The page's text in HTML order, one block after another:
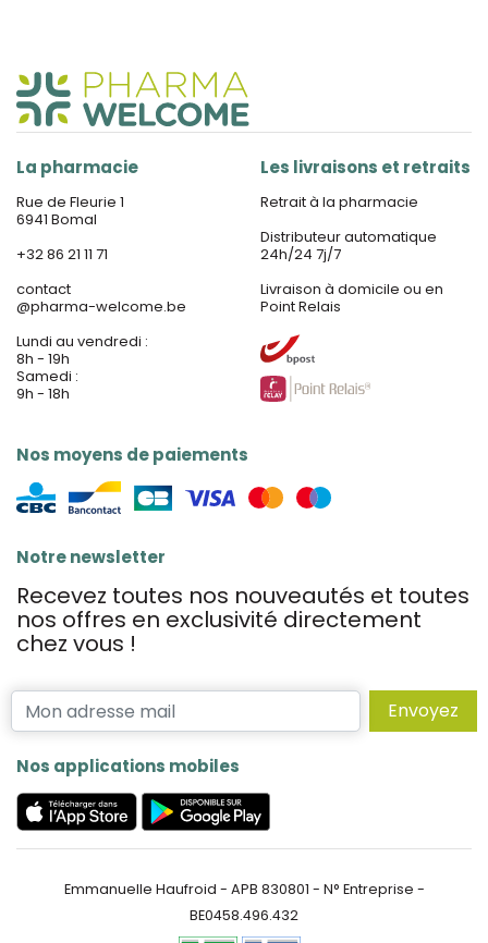
La pharmacie
Rue de Fleurie 1
6941 Bomal
+32 86 21 11 71
contact
@pharma-welcome.be
Lundi au vendredi :
8h - 19h
Samedi :
9h - 18h
Nos moyens de paiements
Les livraisons et retraits
Retrait à la pharmacie
Distributeur automatique
24h/24 7j/7
Livraison à domicile ou en
Point Relais
Notre newsletter
Recevez toutes nos nouveautés et toutes
nos offres en exclusivité directement
chez vous !
Envoyez
Nos applications mobiles
Emmanuelle Haufroid - APB 830801 - N° Entreprise -
BE0458.496.432